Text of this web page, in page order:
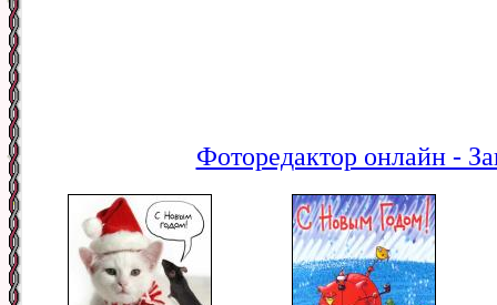
Фоторедактор онлайн -